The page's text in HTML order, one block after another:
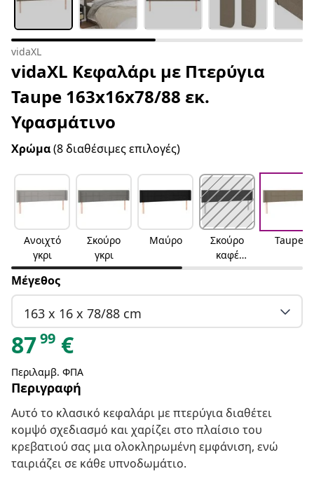
vidaXL
vidaXL Κεφαλάρι με Πτερύγια
Taupe 163x16x78/88 εκ.
Υφασμάτινο
Χρώμα(8 διαθέσιμες επιλογές)
Ανοιχτό
γκρι
Σκούρο
γκρι
Μαύρο
Σκούρο
καφέ
Σκούρο
Taupe
Μέγεθος
163 x 16 x 78/88 cm
8799 €
Περιλαμβ. ΦΠΑ
Περιγραφή
Αυτό το κλασικό κεφαλάρι με πτερύγια διαθέτει
κομψό σχεδιασμό και χαρίζει στο πλαίσιο του
κρεβατιού σας μια ολοκληρωμένη εμφάνιση, ενώ
ταιριάζει σε κάθε υπνοδωμάτιο.